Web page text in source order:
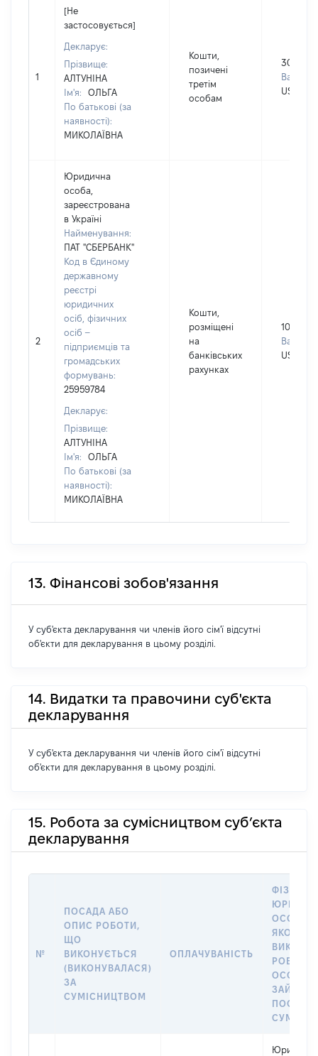
1
[Не
застосовується]
Декларує:
Прізвище:
АЛТУНІНА
Ім'я:
ОЛЬГА
По батькові (за
наявності):
МИКОЛАЇВНА
Кошти,
позичені
третім
особам
30000
Валюта:
USD
2
Юридична
особа,
зареєстрована
в Україні
Найменування:
ПАТ "СБЕРБАНК"
Код в Єдиному
державному
реєстрі
юридичних
осіб, фізичних
осіб –
підприємців та
громадських
формувань:
25959784
Декларує:
Прізвище:
АЛТУНІНА
Ім'я:
ОЛЬГА
По батькові (за
наявності):
МИКОЛАЇВНА
Кошти,
розміщені
на
банківських
рахунках
10000
Валюта:
USD
13. Фінансові зобов'язання
У суб'єкта декларування чи членів його сім'ї відсутні
об'єкти для декларування в цьому розділі.
14. Видатки та правочини суб'єкта
декларування
У суб'єкта декларування чи членів його сім'ї відсутні
об'єкти для декларування в цьому розділі.
15. Робота за сумісництвом суб’єкта
декларування
№
ПОСАДА АБО
ОПИС РОБОТИ,
ЩО
ВИКОНУЄТЬСЯ
(ВИКОНУВАЛАСЯ)
ЗА
СУМІСНИЦТВОМ
ОПЛАЧУВАНІСТЬ
ОСОБА,
ЯКОЇ
РОБОТА
ОСОБА
ПОСАДУ
Юридична